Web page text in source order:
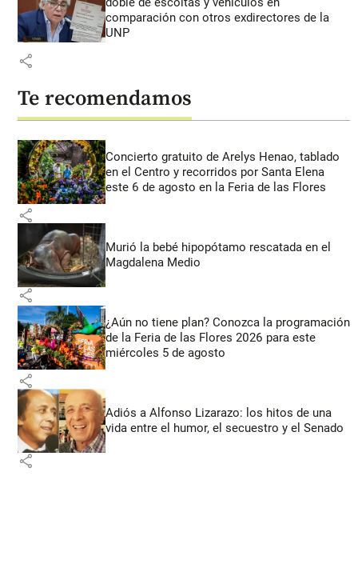
comparación con otros exdirectores de la
UNP
share
Te recomendamos
Concierto gratuito de Arelys Henao, tablado
en el Centro y recorridos por Santa Elena
este 6 de agosto en la Feria de las Flores
share
Murió la bebé hipopótamo rescatada en el
Magdalena Medio
share
¿Aún no tiene plan? Conozca la programación
de la Feria de las Flores 2026 para este
miércoles 5 de agosto
share
Adiós a Alfonso Lizarazo: los hitos de una
vida entre el humor, el secuestro y el Senado
share